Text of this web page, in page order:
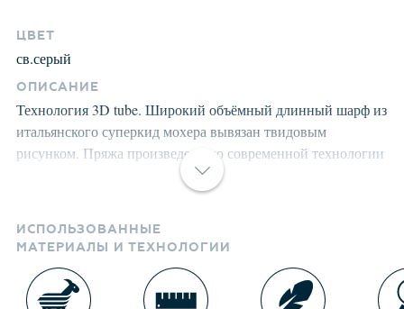
ЦВЕТ
св.серый
ОПИСАНИЕ
Технология 3D tube. Широкий объёмный длинный шарф из
итальянского суперкид мохера вывязан твидовым
рисунком. Пряжа произведена по современной технологии
3D tube, где в полиэстеровую сетчатую нано-трубочку ,
вдувают вискозу и пух суперкид мохера. Это придаёт
великолепные тактильные ощущения мягкости и комфорта.
переплетение, создающее ощущение глубины, объёма
внутри изделия и дороговизны. Невероятная игра
ИСПОЛЬЗОВАННЫЕ
МАТЕРИАЛЫ И ТЕХНОЛОГИИ